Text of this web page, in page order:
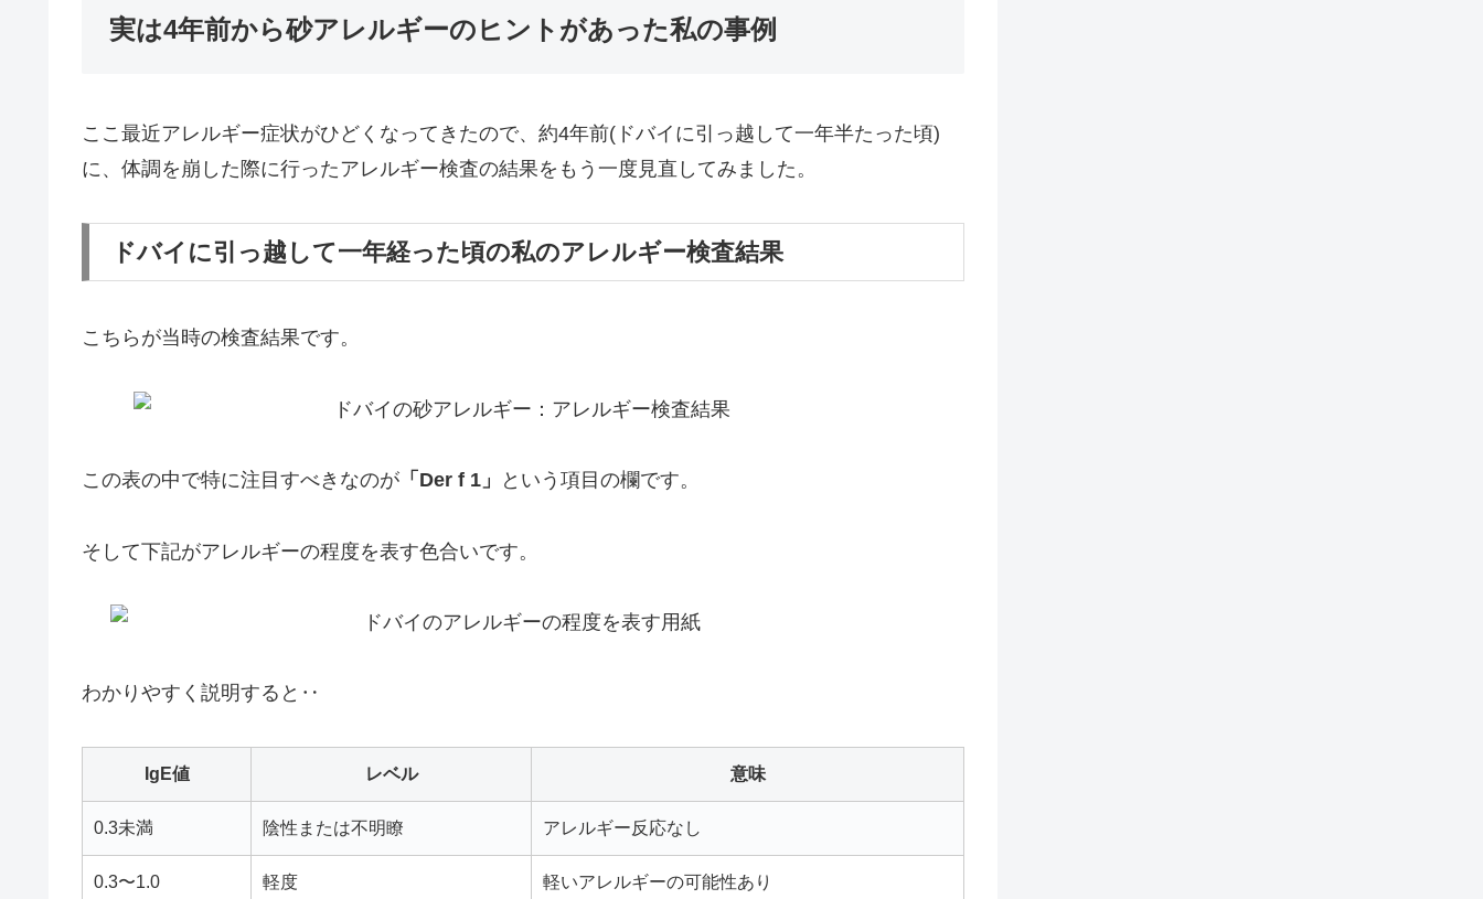
実は4年前から砂アレルギーのヒントがあった私の事例
ここ最近アレルギー症状がひどくなってきたので、約4年前(ドバイに引っ越して一年半たった頃)
に、体調を崩した際に行ったアレルギー検査の結果をもう一度見直してみました。
ドバイに引っ越して一年経った頃の私のアレルギー検査結果
こちらが当時の検査結果です。
この表の中で特に注目すべきなのが 「Der f 1」 という項目の欄です。
そして下記がアレルギーの程度を表す色合いです。
わかりやすく説明すると‥
IgE値 レベル 意味
0.3未満 陰性または不明瞭 アレルギー反応なし
0.3〜1.0 軽度 軽いアレルギーの可能性あり